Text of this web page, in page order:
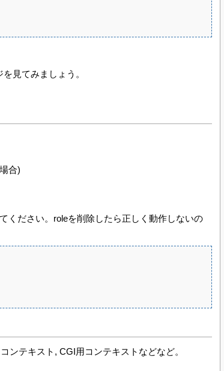
見てみましょう。
合)
ください。roleを削除したら正しく動作しないの
ンテキスト, CGI用コンテキストなどなど。